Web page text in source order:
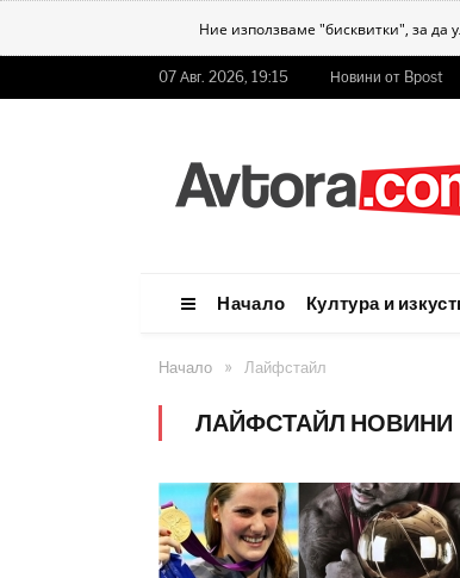
Ние използваме "бисквитки", за
07 Авг. 2026, 19:15 Новини от Bpost
Начало Култура и
Начало » Лайфстайл
ЛАЙФСТАЙЛ НОВИНИ